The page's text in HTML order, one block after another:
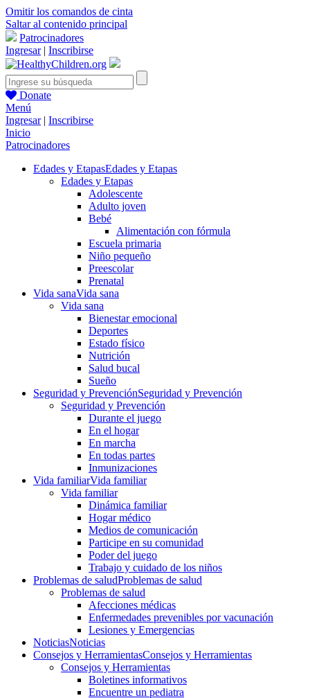
Omitir los comandos de cinta
Saltar al contenido principal
Patrocinadores
Ingresar| Inscribirse
Donate
Menú
Ingresar| Inscribirse
Inicio
Patrocinadores
Edades y EtapasEdades y Etapas
Edades y Etapas
Adolescente
Adulto joven
Bebé
Alimentación con fórmula
Escuela primaria
Niño pequeño
Preescolar
Prenatal
Vida sanaVida sana
Vida sana
Bienestar emocional
Deportes
Estado físico
Nutrición
Salud bucal
Sueño
Seguridad y PrevenciónSeguridad y Prevención
Seguridad y Prevención
Durante el juego
En el hogar
En marcha
En todas partes
Inmunizaciones
Vida familiarVida familiar
Vida familiar
Dinámica familiar
Hogar médico
Medios de comunicación
Participe en su comunidad
Poder del juego
Trabajo y cuidado de los niños
Problemas de saludProblemas de salud
Problemas de salud
Afecciones médicas
Enfermedades prevenibles por vacunación
Lesiones y Emergencias
NoticiasNoticias
Consejos y HerramientasConsejos y Herramientas
Consejos y Herramientas
Boletines informativos
Encuentre un pediatra